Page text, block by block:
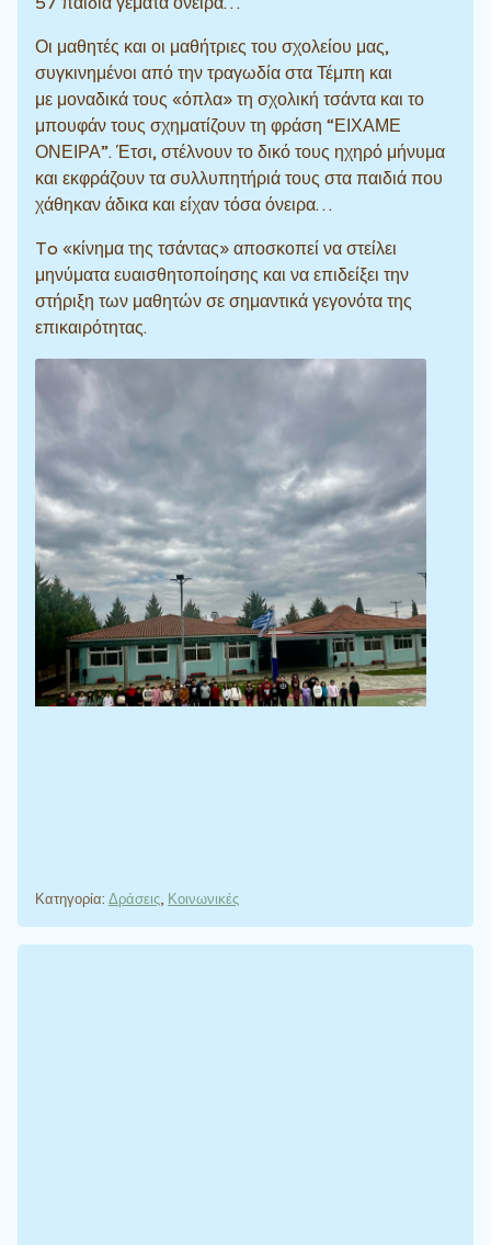
Οι μαθητές και οι μαθήτριες του σχολείου μας,
συγκινημένοι από την τραγωδία στα Τέμπη και
με μοναδικά τους «όπλα» τη σχολική τσάντα και το
μπουφάν τους σχηματίζουν τη φράση “ΕΙΧΑΜΕ
ΟΝΕΙΡΑ”. Έτσι, στέλνουν το δικό τους ηχηρό μήνυμα
και εκφράζουν τα συλλυπητήριά τους στα παιδιά που
χάθηκαν άδικα και είχαν τόσα όνειρα…
To «κίνημα της τσάντας» αποσκοπεί να στείλει
μηνύματα ευαισθητοποίησης και να επιδείξει την
στήριξη των μαθητών σε σημαντικά γεγονότα της
επικαιρότητας.
Κατηγορία: Δράσεις, Κοινωνικές